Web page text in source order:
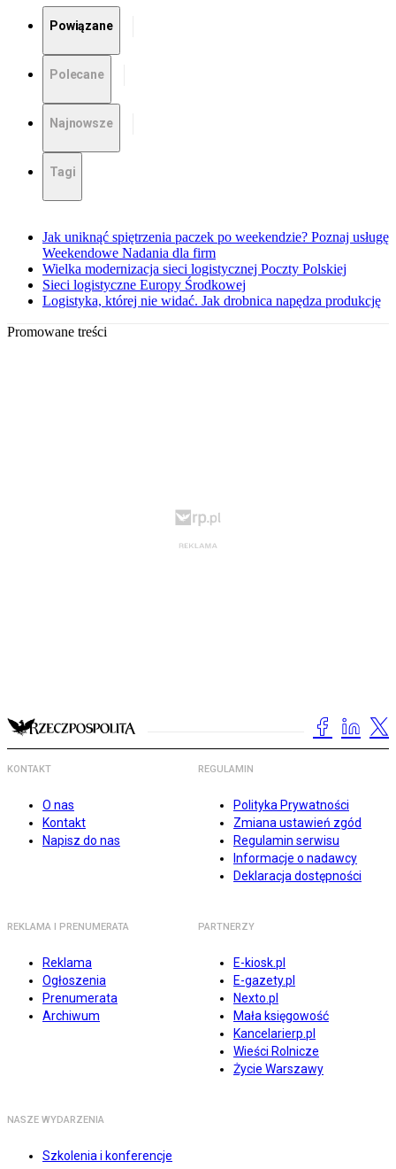
Powiązane
Polecane
Najnowsze
Tagi
Jak uniknąć spiętrzenia paczek po weekendzie? Poznaj usługę
Weekendowe Nadania dla firm
Wielka modernizacja sieci logistycznej Poczty Polskiej
Sieci logistyczne Europy Środkowej
Logistyka, której nie widać. Jak drobnica napędza produkcję
Promowane treści
KONTAKT
O nas
Kontakt
Napisz do nas
REGULAMIN
Polityka Prywatności
Zmiana ustawień zgód
Regulamin serwisu
Informacje o nadawcy
Deklaracja dostępności
REKLAMA I PRENUMERATA
Reklama
Ogłoszenia
Prenumerata
Archiwum
PARTNERZY
E-kiosk.pl
E-gazety.pl
Nexto.pl
Mała księgowość
Kancelarierp.pl
Wieści Rolnicze
Życie Warszawy
NASZE WYDARZENIA
Szkolenia i konferencje